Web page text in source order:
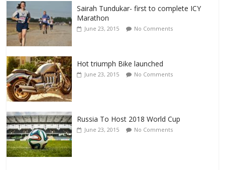
Sairah Tundukar- first to complete ICY
Marathon
June 23, 2015 No Comments
Hot triumph Bike launched
June 23, 2015 No Comments
Russia To Host 2018 World Cup
June 23, 2015 No Comments